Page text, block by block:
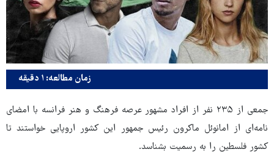
زمان مطالعه: ۱ دقیقه
جمعی از ۲۳۵ نفر از افراد مشهور عرصه فرهنگ و هنر فرانسه با امضای
نامه‌ای از امانوئل ماکرون رئیس جمهور این کشور اروپایی خواستند تا
کشور فلسطین را به رسمیت بشناسد.